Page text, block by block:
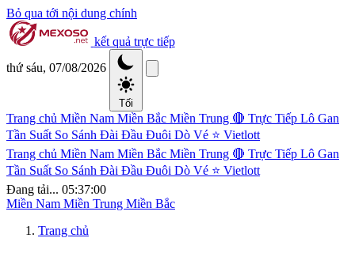
Bỏ qua tới nội dung chính
kết quả trực tiếp
thứ sáu, 07/08/2026
Tối
Trang chủ Miền Nam Miền Bắc Miền Trung 🔴 Trực Tiếp Lô Gan
Tần Suất So Sánh Đài Đầu Đuôi Dò Vé ⭐ Vietlott
Trang chủ Miền Nam Miền Bắc Miền Trung 🔴 Trực Tiếp Lô Gan
Tần Suất So Sánh Đài Đầu Đuôi Dò Vé ⭐ Vietlott
Đang tải... 05:37:01
Miền Nam Miền Trung Miền Bắc
Trang chủ